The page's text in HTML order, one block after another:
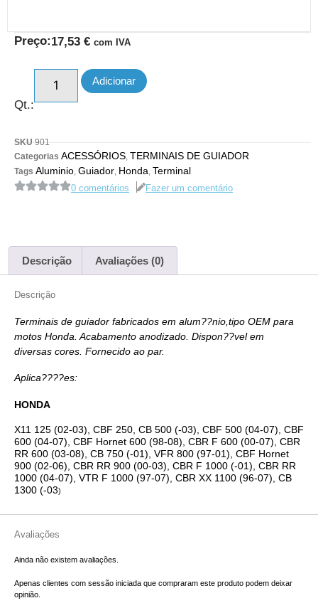
Preço:17,53 € com IVA
Qt.:
Adicionar
SKU 901
Categorias ACESSÓRIOS TERMINAIS DE GUIADOR
Tags Aluminio Guiador Honda Terminal
0 comentários Fazer um comentário
Descrição Avaliações (0)
Descrição
Terminais de guiador fabricados em alum??nio,tipo OEM para
motos Honda. Acabamento anodizado. Dispon??vel em
diversas cores. Fornecido ao par.
Aplica????es:
HONDA
X11 125 (02-03), CBF 250, CB 500 (-03), CBF 500 (04-07), CBF
600 (04-07), CBF Hornet 600 (98-08), CBR F 600 (00-07), CBR
RR 600 (03-08), CB 750 (-01), VFR 800 (97-01), CBF Hornet
900 (02-06), CBR RR 900 (00-03), CBR F 1000 (-01), CBR RR
1000 (04-07), VTR F 1000 (97-07), CBR XX 1100 (96-07), CB
1300 (-03)
Avaliações
Ainda não existem avaliações.
Apenas clientes com sessão iniciada que compraram este produto podem deixar
opinião.